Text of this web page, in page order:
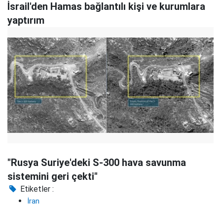
İsrail'den Hamas bağlantılı kişi ve kurumlara
yaptırım
"Rusya Suriye'deki S-300 hava savunma
sistemini geri çekti"
Etiketler :
İran